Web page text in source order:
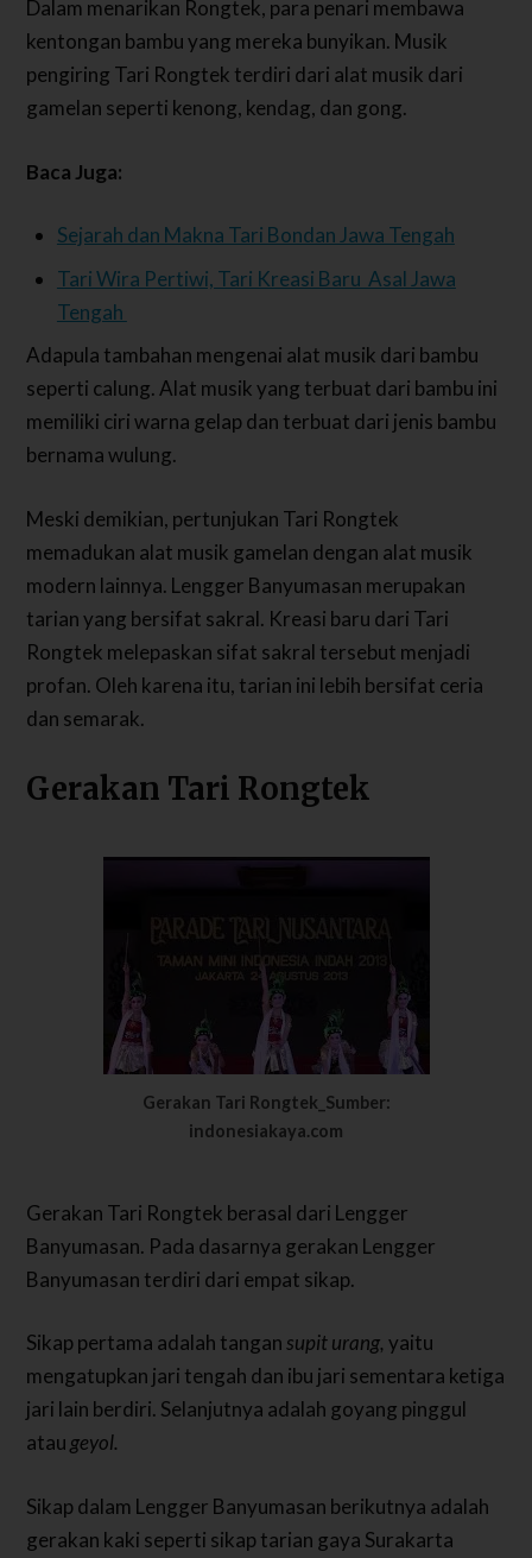
Dalam menarikan Rongtek, para penari membawa
kentongan bambu yang mereka bunyikan. Musik
pengiring Tari Rongtek terdiri dari alat musik dari
gamelan seperti kenong, kendag, dan gong.
Baca Juga:
Sejarah dan Makna Tari Bondan Jawa Tengah
Tari Wira Pertiwi, Tari Kreasi Baru Asal Jawa
Tengah
Adapula tambahan mengenai alat musik dari bambu
seperti calung. Alat musik yang terbuat dari bambu ini
memiliki ciri warna gelap dan terbuat dari jenis bambu
bernama wulung.
Meski demikian, pertunjukan Tari Rongtek
memadukan alat musik gamelan dengan alat musik
modern lainnya. Lengger Banyumasan merupakan
tarian yang bersifat sakral. Kreasi baru dari Tari
Rongtek melepaskan sifat sakral tersebut menjadi
profan. Oleh karena itu, tarian ini lebih bersifat ceria
dan semarak.
Gerakan Tari Rongtek
Gerakan Tari Rongtek_Sumber:
indonesiakaya.com
Gerakan Tari Rongtek berasal dari Lengger
Banyumasan. Pada dasarnya gerakan Lengger
Banyumasan terdiri dari empat sikap.
Sikap pertama adalah tangansupit urang,yaitu
mengatupkan jari tengah dan ibu jari sementara ketiga
jari lain berdiri. Selanjutnya adalah goyang pinggul
atau geyol.
Sikap dalam Lengger Banyumasan berikutnya adalah
gerakan kaki seperti sikap tarian gaya Surakarta